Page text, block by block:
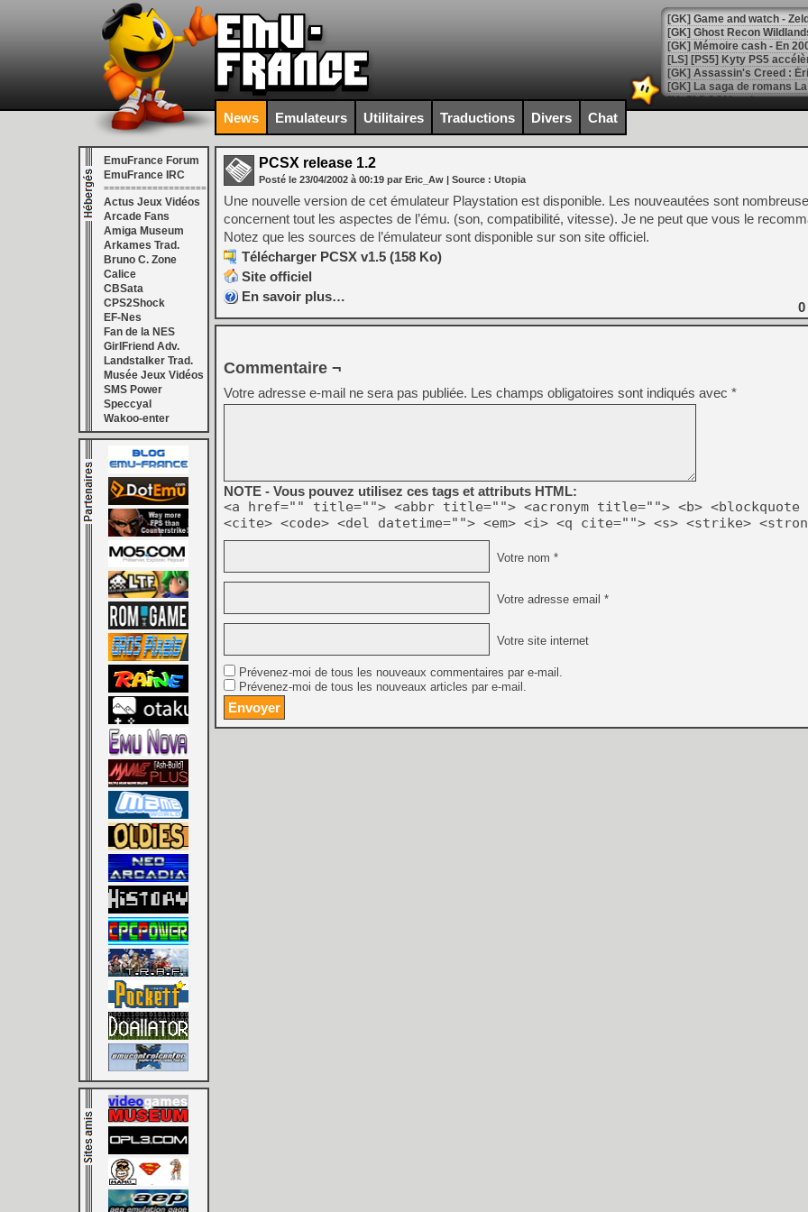
[Mo5] DOOM arrive en
[GK] Bethesda fête les 30
[GK] Roblox : l'action en
[GK] Agenda - GeForce
[GK] Devolver Digital en a
[LS] [PS5] ps5-y2jb-
[GK] Pourquoi Marvel
[GK] Test : Restory : Chill
[GK] GTA 6 : Rockstar
[GK] Hot Wheels Infinite
[GK] Mémoire cash -
[GK] Résultats Nintendo :
[GK] Déjà des
[Mo5] Brickboy cherche à
[GK] Minecraft et ses «
[GK] Beast of
[GK] Ubisoft : fin de partie
[GK] Mémoire cash -
[GK] Dan Houser (GTA)
[GK] Comment EA Sports
[GK] Crimson Moon : un
[GK] Isle of Reveries : le
[GK] Moonlighter 2 : The
[GK] Capcom relance
[Mo5] Deux inédits du
[GK] Le beat'em up The
[GK] Endless Legend 2 :
[LS] [PS5] Premiers
News Emulateurs Utilitaires Traductions Divers Chat
EmuFrance Forum
EmuFrance IRC
===================
Actus Jeux Vidéos
Arcade Fans
Amiga Museum
Arkames Trad.
Bruno C. Zone
Calice
CBSata
CPS2Shock
EF-Nes
Fan de la NES
GirlFriend Adv.
Landstalker Trad.
Musée Jeux Vidéos
SMS Power
Speccyal
Wakoo-enter
PCSX release 1.2
Posté le 23/04/2002 à 00:19 par Eric_Aw | Source : Utopia
Une nouvelle version de cet émulateur Playstation est disponible. Les nouveautées sont
concernent tout les aspectes de l’ému. (son, compatibilité, vitesse). Je ne peut que vous le
Notez que les sources de l’émulateur sont disponible sur son site officiel.
Télécharger PCSX v1.5 (158 Ko)
Site officiel
En savoir plus…
0
Commentaire ¬
Votre adresse e-mail ne sera pas publiée. Les champs obligatoires sont indiqués avec *
NOTE - Vous pouvez utilisez ces tags et attributs HTML:
<a href="" title=""> <abbr title=""> <acronym title=""> <b> <blockquote
<cite> <code> <del datetime=""> <em> <i> <q cite=""> <s> <strike>
Votre nom *
Votre adresse email *
Votre site internet
Prévenez-moi de tous les nouveaux commentaires par e-mail.
Prévenez-moi de tous les nouveaux articles par e-mail.